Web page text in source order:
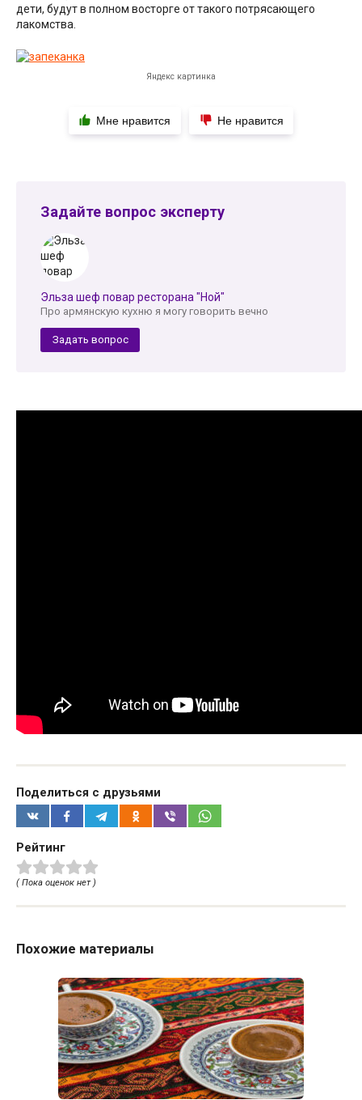
дети, будут в полном восторге от такого потрясающего
лакомства.
Яндекс картинка
Мне нравится Не нравится
Задайте вопрос эксперту
Эльза шеф повар ресторана "Ной"
Про армянскую кухню я могу говорить вечно
Задать вопрос
Поделиться с друзьями
Рейтинг
( Пока оценок нет )
Похожие материалы